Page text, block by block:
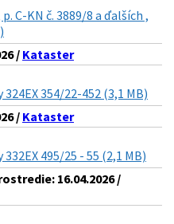
C-KN č. 3889/8 a ďalších ,
/ Kataster
354/22-452 (3,1 MB)
/ Kataster
495/25 - 55 (2,1 MB)
16.04.2026 /